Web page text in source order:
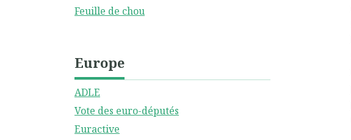
Feuille de chou
Europe
ADLE
Vote des euro-députés
Euractive